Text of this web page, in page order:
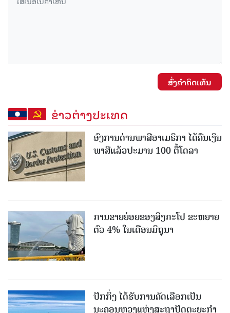
ສົ່ງຄໍາຄິດເຫັນ
ຂ່າວຕ່າງປະເທດ
ອົງການດ່ານພາສີອາເມຣິກາ ໄດ້ຄືນເງິນ
ພາສີແລ້ວປະມານ 100 ຕື້ໂດລາ
ການຂາຍຍ່ອຍຂອງສິງກະໂປ ຂະຫຍາຍ
ຕົວ 4% ໃນເດືອນມິຖຸນາ
ປັກກິ່ງ ໄດ້ຮັບການຄັດເລືອກເປັນ
ນະຄອນຫຼວງແຫ່ງສະຖາປັດຕະຍະກຳ